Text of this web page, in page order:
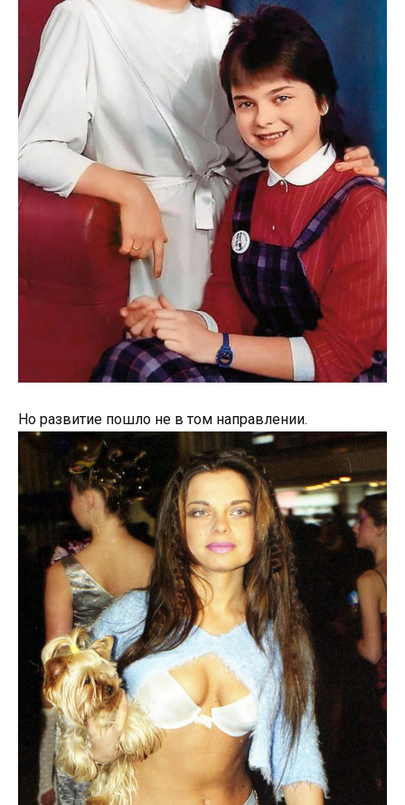
Но развитие пошло не в том направлении.